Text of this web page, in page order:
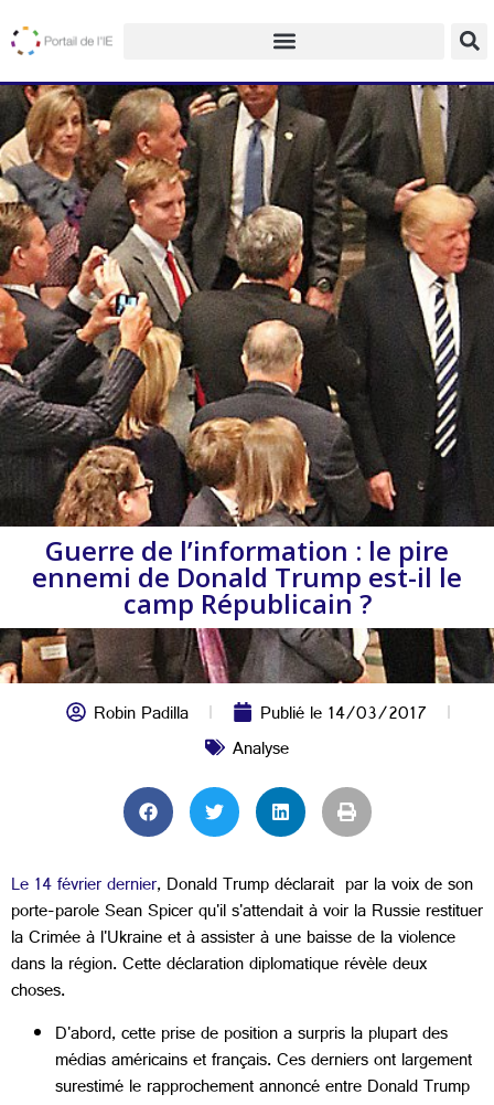
Guerre de l’information : le pire
ennemi de Donald Trump est-il le
camp Républicain ?
Robin Padilla Publié le14/03/2017
Analyse
Le 14 février dernier, Donald Trump déclarait par la voix de son
porte-parole Sean Spicer qu'il s'attendait à voir la Russie restituer
la Crimée à l'Ukraine et à assister à une baisse de la violence
dans la région. Cette déclaration diplomatique révèle deux
choses.
D'abord, cette prise de position a surpris la plupart des
médias américains et français. Ces derniers ont largement
surestimé le rapprochement annoncé entre Donald Trump